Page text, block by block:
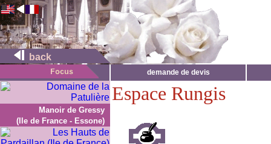
back
demande de devis
Manoir de Gressy
(Ile de France - Essone)
Espace Rungis